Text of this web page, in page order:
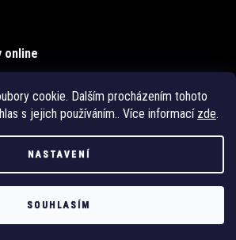
cookie. Dalším procházením tohoto
s jejich používáním.. Více informací zde.
NASTAVENÍ
SOUHLASÍM
online
Vytvořil Shoptet
nastavení cookies